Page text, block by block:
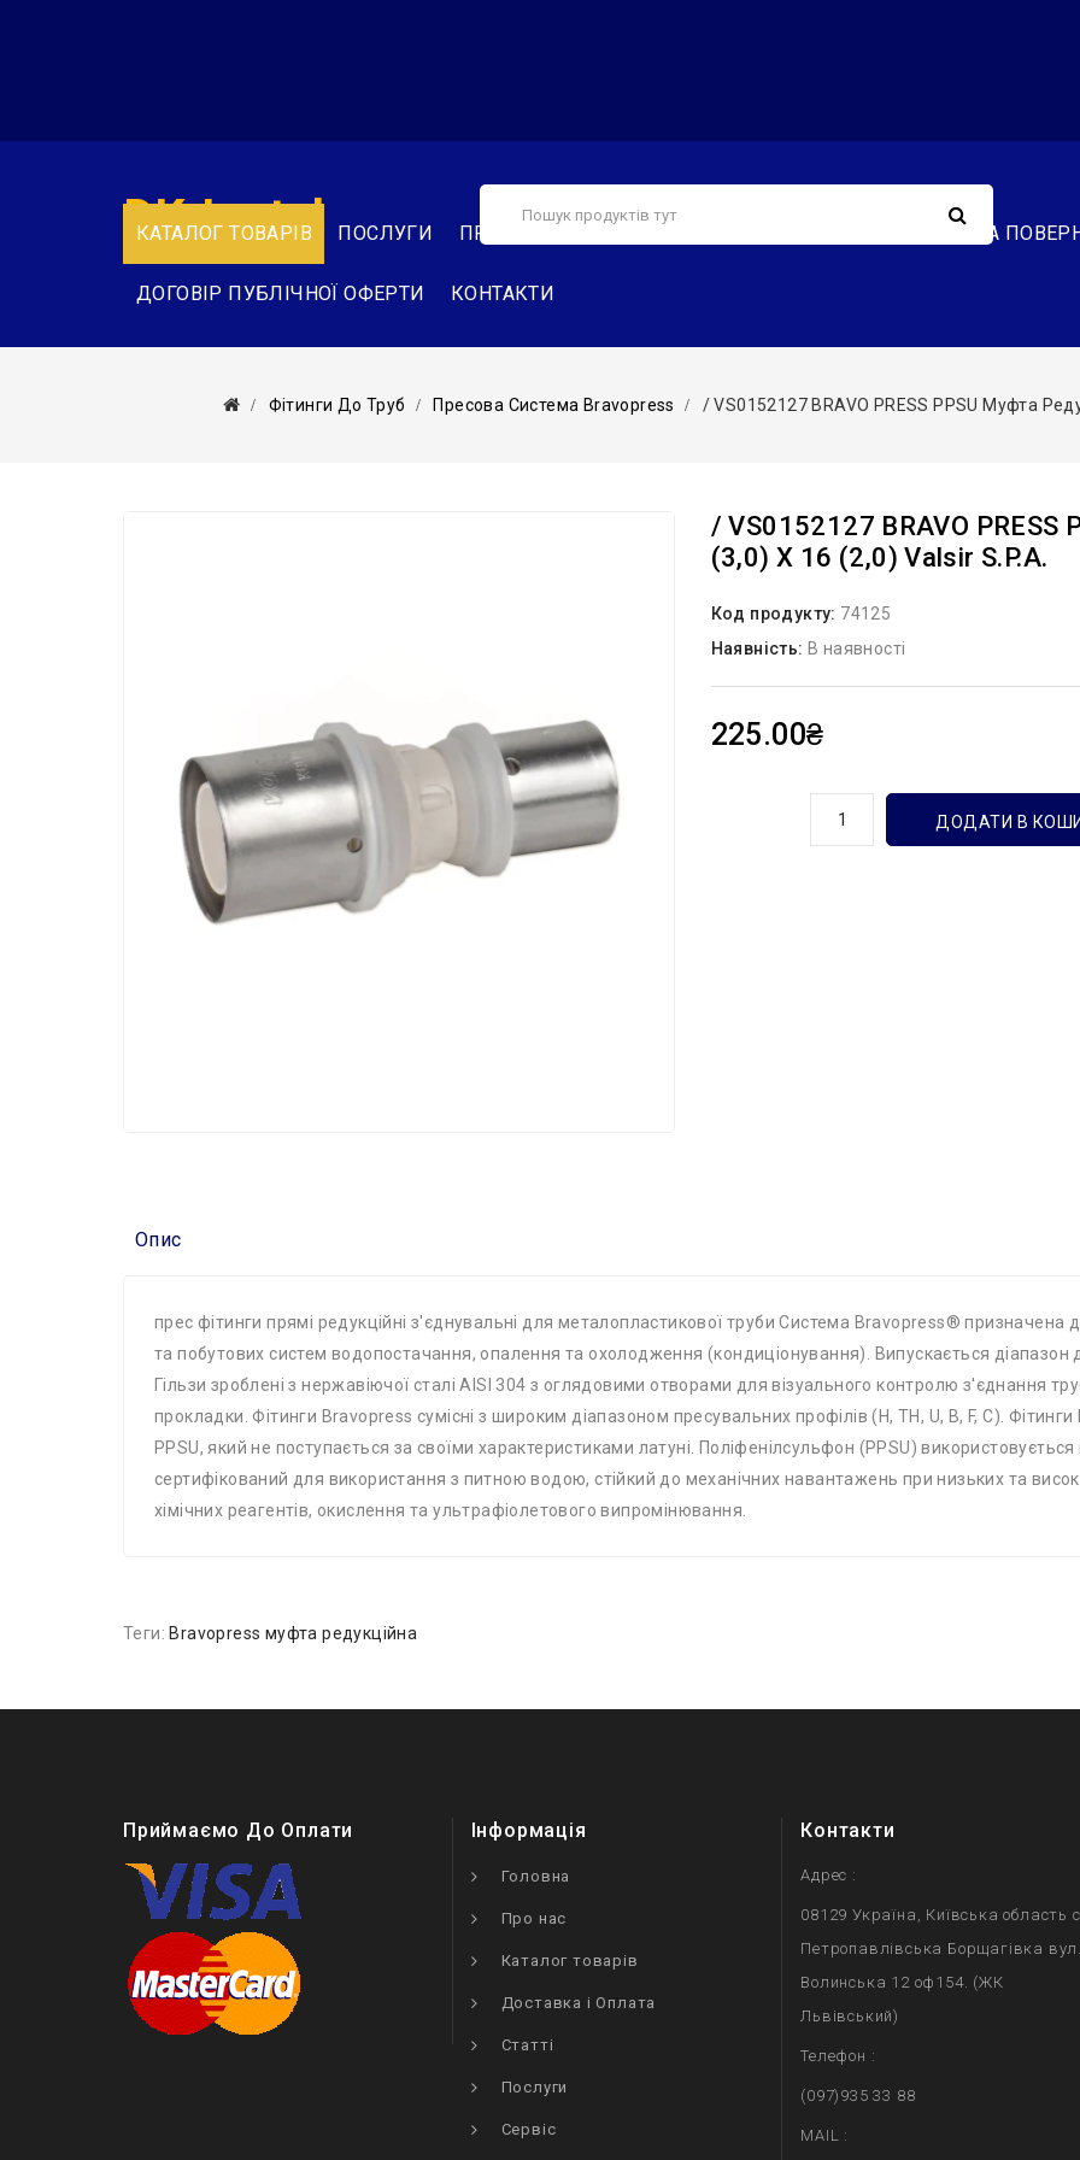
КАТАЛОГ ТОВАРІВ ПОСЛУГИ ПРО НАС ОБМІН ТА
ДОГОВІР ПУБЛІЧНОЇ ОФЕРТИ КОНТАКТИ
DK-Instal
Фітинги До Труб Пресова Система Bravopress / VS0152127 BRAVO PRESS PPSU Муфта
/ VS0152127 BRAVO PRESS
(3,0) Х 16 (2,0) Valsir S.p.A.
Код продукту: 74125
Наявність: В наявності
225.00₴
ДОДАТИ В
Опис
прес фітинги прямі редукційні з'єднувальні для металопластикової труби Система Bravopress® призначена
та побутових систем водопостачання, опалення та охолодження (кондиціонування). Випускається діапазон
Гільзи зроблені з нержавіючої сталі AISI 304 з оглядовими отворами для візуального контролю з'єднання
прокладки. Фітинги Bravopress сумісні з широким діапазоном пресувальних профілів (H, TH, U, B, F, C).
PPSU, який не поступається за своїми характеристиками латуні. Поліфенілсульфон (PPSU) використовується
сертифікований для використання з питною водою, стійкий до механічних навантажень при низьких та
хімічних реагентів, окислення та ультрафіолетового випромінювання.
Теги: Bravopress муфта редукційна
Приймаємо До Оплати Інформація
Головна
Про нас
Каталог товарів
Доставка і Оплата
Статті
Послуги
Сервіс
Контакти
Адрес :
08129 Україна, Київська область
Петропавлівська Борщагівка
Волинська 12 оф154. (ЖК
Львівський)
Телефон :
(097)935 33 88
MAIL :